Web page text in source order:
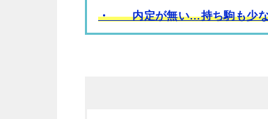
・ 内定が無い…持ち駒も少な